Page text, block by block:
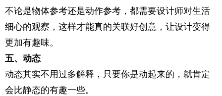
不论是物体参考还是动作参考，都需要设计师对生活
细心的观察，这样才能真的关联好创意，让设计变得
更加有趣味。
五、动态
动态其实不用过多解释，只要你是动起来的，就肯定
会比静态的有趣一些。